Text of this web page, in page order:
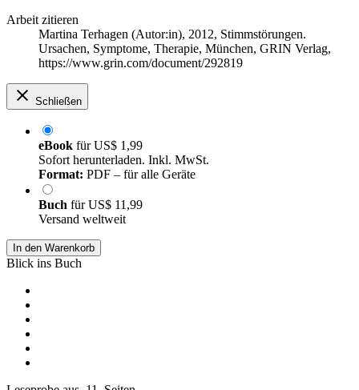
Arbeit zitieren
Martina Terhagen (Autor:in), 2012, Stimmstörungen.
Ursachen, Symptome, Therapie, München, GRIN Verlag,
https://www.grin.com/document/292819
Schließen
eBook fürUS$ 1,99
Sofort herunterladen. Inkl. MwSt.
Format: PDF – für alle Geräte
Buch fürUS$ 11,99
Versand weltweit
In den Warenkorb
Blick ins Buch